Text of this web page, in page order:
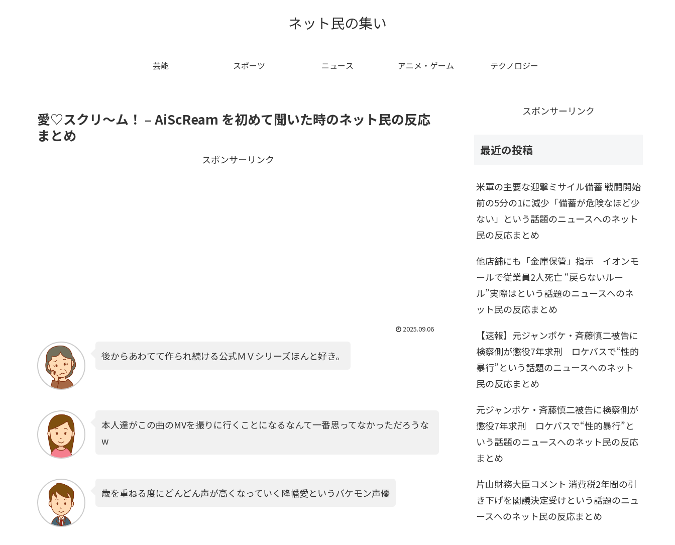
ネット民の集い
芸能 スポーツ ニュース アニメ・ゲーム テクノロジー
愛♡スクリ～ム！ – AiScReam を初めて聞いた時のネット民の反応
まとめ
スポンサーリンク
2025.09.06
後からあわてて作られ続ける公式ＭＶシリーズほんと好き。
本人達がこの曲のMVを撮りに行くことになるなんて一番思ってなかっただろうな
w
歳を重ねる度にどんどん声が高くなっていく降幡愛というバケモン声優
スポンサーリンク
最近の投稿
米軍の主要な迎撃ミサイル備蓄 戦闘開始
前の5分の1に減少「備蓄が危険なほど少
ない」という話題のニュースへのネット
民の反応まとめ
他店舗にも「金庫保管」指示 イオンモ
ールで従業員2人死亡 “戻らないルー
ル”実際はという話題のニュースへのネ
ット民の反応まとめ
【速報】元ジャンポケ・斉藤慎二被告に
検察側が懲役7年求刑 ロケバスで“性的
暴行”という話題のニュースへのネット
民の反応まとめ
元ジャンポケ・斉藤慎二被告に検察側が
懲役7年求刑 ロケバスで“性的暴行”と
いう話題のニュースへのネット民の反応
まとめ
片山財務大臣コメント 消費税2年間の引
き下げを閣議決定受けという話題のニュ
ースへのネット民の反応まとめ